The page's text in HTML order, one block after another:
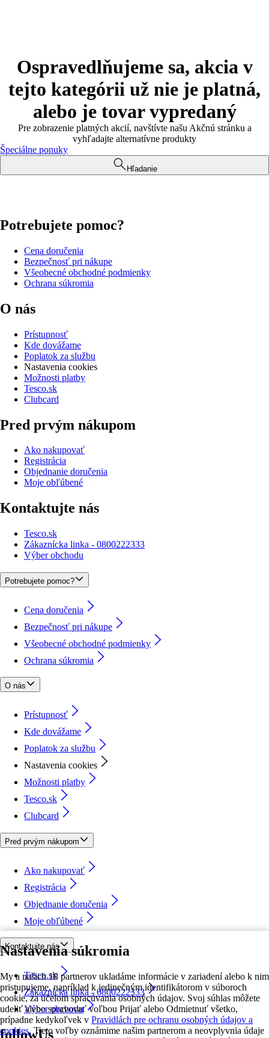
Nastavenia súkromia
My a našich 18 partnerov ukladáme informácie v zariadení alebo k nim
pristupujeme, napríklad k jedinečným identifikátorom v súboroch
cookie, za účelom spracúvania osobných údajov. Svoj súhlas môžete
udeliť alebo spravovať voľbou Prijať alebo Odmietnuť všetko,
prípadne kedykoľvek v Pravidlách pre ochranu osobných údajov a
cookies. Tieto voľby oznámime našim partnerom a neovplyvnia údaje
Ospravedlňujeme sa, akcia v
tejto kategórii už nie je platná,
alebo je tovar vypredaný
Pre zobrazenie platných akcií, navštívte našu Akčnú stránku a
vyhľadajte alternatívne produkty
Špeciálne ponuky
Hľadanie
Potrebujete pomoc?
Cena doručenia
Bezpečnosť pri nákupe
Všeobecné obchodné podmienky
Ochrana súkromia
O nás
Prístupnosť
Kde dovážame
Poplatok za službu
Nastavenia cookies
Možnosti platby
Tesco.sk
Clubcard
Pred prvým nákupom
Ako nakupovať
Registrácia
Objednanie doručenia
Moje obľúbené
Kontaktujte nás
Tesco.sk
Zákaznícka linka - 0800222333
Výber obchodu
Potrebujete pomoc?
Cena doručenia
Bezpečnosť pri nákupe
Všeobecné obchodné podmienky
Ochrana súkromia
O nás
Prístupnosť
Kde dovážame
Poplatok za službu
Nastavenia cookies
Možnosti platby
Tesco.sk
Clubcard
Pred prvým nákupom
Ako nakupovať
Registrácia
Objednanie doručenia
Moje obľúbené
Kontaktujte nás
Tesco.sk
Zákaznícka linka - 0800222333
Výber obchodu
followUs